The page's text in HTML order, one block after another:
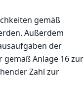
gemäß
Außerdem
der
Anlage 16 zur
Zahl zur